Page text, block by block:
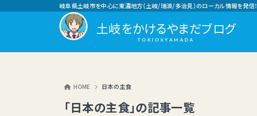
土岐をかけるやまだブログ
岐阜県土岐市を中心に東濃地方（土岐/瑞浪/多治見）のローカル情報を発信！
HOME 日本の主食
「日本の主食」の記事一覧